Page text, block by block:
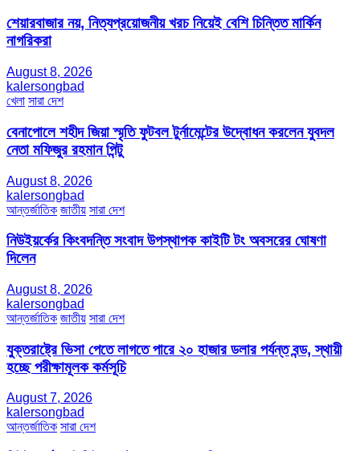
শেয়ারবাজার নয়, নিত্যপ্রয়োজনীয় খরচ নিয়েই বেশি চিন্তিত মার্কিন
নাগরিকরা
August 8, 2026
kalersongbad
খেলা সারা দেশ
বেনাপোলে শহীদ জিয়া স্মৃতি ফুটবল টুর্নামেন্টের উদ্বোধন করলেন যুবদল
নেতা মফিজুর রহমান পিন্টু
August 8, 2026
kalersongbad
আন্তর্জাতিক জাতীয় সারা দেশ
নিউইয়র্কের কিংবদন্তি সংবাদ উপস্থাপক কাইটি টং অবসরের ঘোষণা
দিলেন
August 8, 2026
kalersongbad
আন্তর্জাতিক জাতীয় সারা দেশ
যুক্তরাষ্ট্রে ভিসা পেতে লাগতে পারে ২০ হাজার ডলার পর্যন্ত বন্ড, স্থায়ী
হচ্ছে পরীক্ষামূলক কর্মসূচি
August 7, 2026
kalersongbad
আন্তর্জাতিক সারা দেশ